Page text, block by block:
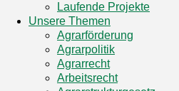
Laufende Projekte
Unsere Themen
Agrarförderung
Agrarpolitik
Agrarrecht
Arbeitsrecht